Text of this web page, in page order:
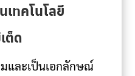
ทคโนโลยี
ต็ด
และเป็นเอกลักษณ์